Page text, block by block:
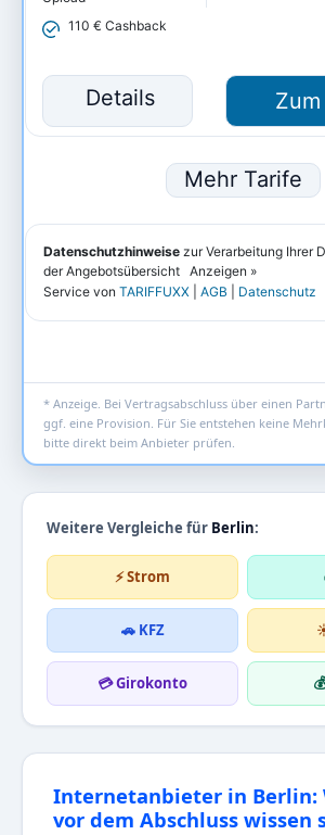
* Anzeige. Bei Vertragsabschluss über einen
ggf. eine Provision. Für Sie entstehen keine
bitte direkt beim Anbieter prüfen.
Weitere Vergleiche für Berlin:
⚡ Strom
🚗 KFZ
💳 Girokonto
Internetanbieter in Berlin:
vor dem Abschluss wissen